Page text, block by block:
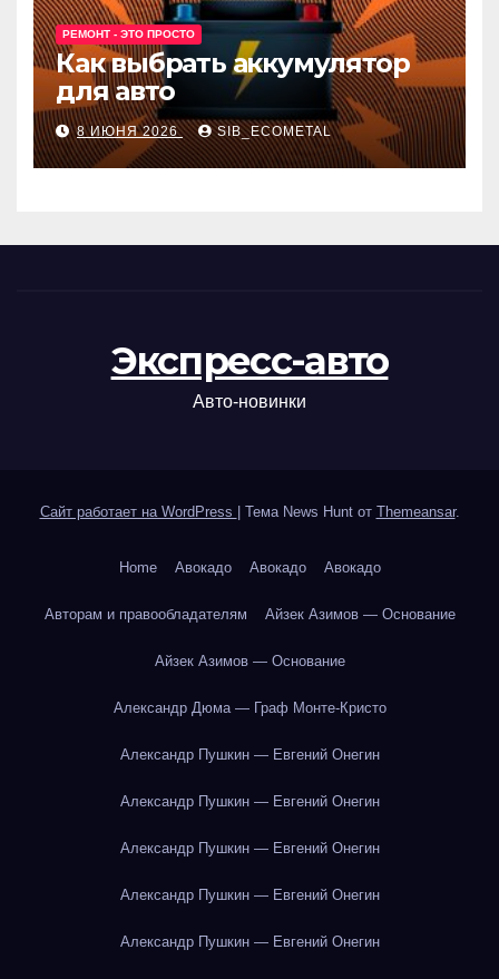
РЕМОНТ - ЭТО ПРОСТО
Как выбрать аккумулятор
для авто
8 ИЮНЯ 2026 SIB_ECOMETAL
Экспресс-авто
Авто-новинки
Сайт работает на WordPress Тема News Hunt от Themeansar.
Home Авокадо Авокадо Авокадо
Авторам и правообладателям Айзек Азимов — Основание
Айзек Азимов — Основание
Александр Дюма — Граф Монте-Кристо
Александр Пушкин — Евгений Онегин
Александр Пушкин — Евгений Онегин
Александр Пушкин — Евгений Онегин
Александр Пушкин — Евгений Онегин
Александр Пушкин — Евгений Онегин